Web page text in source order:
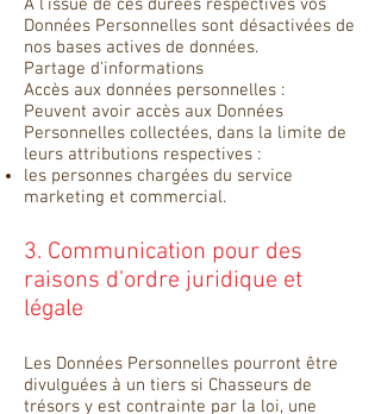
A l’issue de ces durées respectives vos
Données Personnelles sont désactivées de
nos bases actives de données.
Partage d’informations
Accès aux données personnelles :
Peuvent avoir accès aux Données
Personnelles collectées, dans la limite de
leurs attributions respectives :
les personnes chargées du service
marketing et commercial.
3. Communication pour des
raisons d’ordre juridique et
légale
Les Données Personnelles pourront être
divulguées à un tiers si Chasseurs de
trésors y est contrainte par la loi, une